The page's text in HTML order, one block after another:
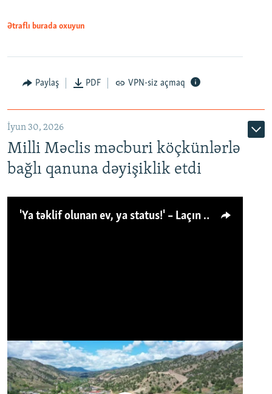
Ətraflı burada oxuyun
Paylaş PDF VPN-siz açmaq
İyun 30, 2026
Milli Məclis məcburi köçkünlərlə
bağlı qanuna dəyişiklik etdi
'Ya təklif olunan ev, ya status!' – Laçın köçkünü: 'Laçından başqa heç hara!'